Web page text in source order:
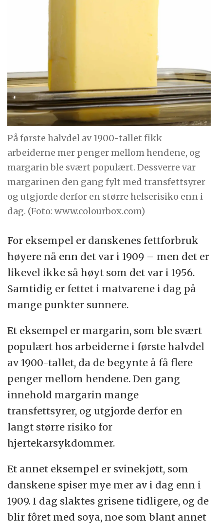
På første halvdel av 1900-tallet fikk
arbeiderne mer penger mellom hendene, og
margarin ble svært populært. Dessverre var
margarinen den gang fylt med transfettsyrer
og utgjorde derfor en større helserisiko enn i
dag. (Foto: www.colourbox.com)
For eksempel er danskenes fettforbruk
høyere nå enn det var i 1909 – men det er
likevel ikke så høyt som det var i 1956.
Samtidig er fettet i matvarene i dag på
mange punkter sunnere.
Et eksempel er margarin, som ble svært
populært hos arbeiderne i første halvdel
av 1900-tallet, da de begynte å få flere
penger mellom hendene. Den gang
innehold margarin mange
transfettsyrer, og utgjorde derfor en
langt større risiko for
hjertekarsykdommer.
Et annet eksempel er svinekjøtt, som
danskene spiser mye mer av i dag enn i
1909. I dag slaktes grisene tidligere, og de
blir fôret med soya, noe som blant annet